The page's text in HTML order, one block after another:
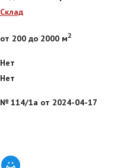
Склад
от 200 до 2000 м2
Нет
Нет
№ 114/1а от 2024-04-17